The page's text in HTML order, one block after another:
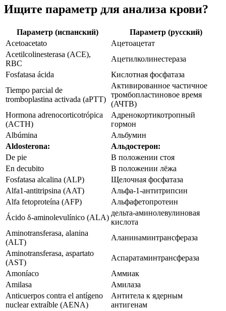
Ищите параметр для анализа крови?
Параметр (испанский)
Параметр (русский)
Acetoacetato
Ацетоацетат
Acetilcolinesterasa (ACE),
RBC
Ацетилколинестераза
Fosfatasa ácida
Кислотная фосфатаза
Tiempo parcial de
tromboplastina activada (aPTT)
Активированное частичное
тромбопластиновое время
(АЧТВ)
Hormona adrenocorticotrópica
(ACTH)
Адренокортикотропный
гормон
Albúmina
Альбумин
Aldosterona:
Альдостерон:
De pie
В положении стоя
En decubito
В положении лёжа
Fosfatasa alcalina (ALP)
Щелочная фосфатаза
Alfa1-antitripsina (AAT)
Альфа-1-антитрипсин
Alfa fetoproteína (AFP)
Альфафетопротеин
Ácido δ-aminolevulínico (ALA)
дельта-аминолевулиновая
кислота
Aminotransferasa, alanina
(ALT)
Аланинаминтрансфераза
Aminotransferasa, aspartato
(AST)
Аспаратаминтрансфераза
Amoníaco
Аммиак
Amilasa
Амилаза
Anticuerpos contra el antígeno
nuclear extraíble (AENA)
Антитела к ядерным
антигенам